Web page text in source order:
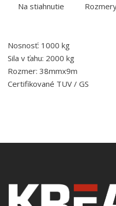
Na stiahnutie
Nosnosť: 1000 kg
Sila v ťahu: 2000 kg
Rozmer: 38mmx9m
Certifikované TUV / GS